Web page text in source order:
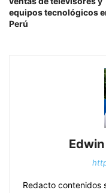
equipos tecnológicos
Perú
Redacto contenidos